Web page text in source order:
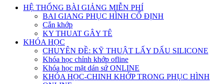
HỆ THỐNG BÀI GIẢNG MIỄN PHÍ
BAI GIANG PHỤC HÌNH CỐ ĐỊNH
Cắn khớp
KY THUAT GÂY TÊ
KHÓA HỌC
CHUYÊN ĐỀ: KỸ THUẬT LẤY DẤU SILICONE
Khóa học chỉnh khớp ofline
Khóa học mặt dán sứ ONLINE
KHÓA HỌC-CHINH KHỚP TRONG PHỤC HÌNH